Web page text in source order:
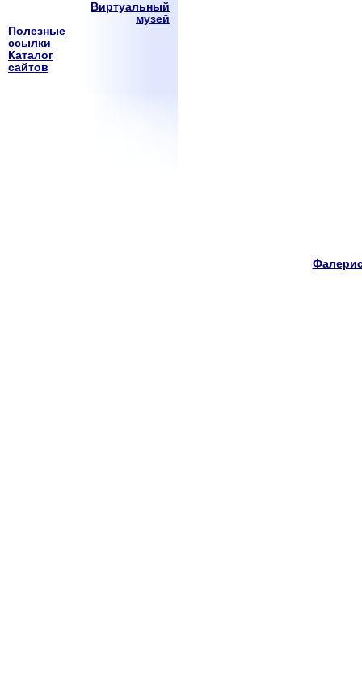
Виртуальный
музей
Полезные
ссылки
Каталог
сайтов